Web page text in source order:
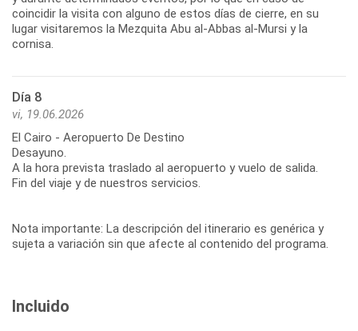
coincidir la visita con alguno de estos días de cierre, en su
lugar visitaremos la Mezquita Abu al-Abbas al-Mursi y la
cornisa.
Día 8
vi, 19.06.2026
El Cairo - Aeropuerto De Destino
Desayuno.
A la hora prevista traslado al aeropuerto y vuelo de salida.
Fin del viaje y de nuestros servicios.
Nota importante: La descripción del itinerario es genérica y
sujeta a variación sin que afecte al contenido del programa.
Incluido